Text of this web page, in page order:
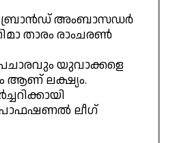
ബ്രാൻഡ് അംബാസഡർ
താരം രാംചരൺ
യുവാക്കളെ
ആണ് ലക്ഷ്യം.
ലീഗ്